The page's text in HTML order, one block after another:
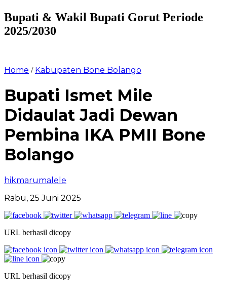
Bupati & Wakil Bupati Gorut Periode
2025/2030
Home / Kabupaten Bone Bolango
Bupati Ismet Mile
Didaulat Jadi Dewan
Pembina IKA PMII Bone
Bolango
hikmarumalele
Rabu, 25 Juni 2025
URL berhasil dicopy
URL berhasil dicopy